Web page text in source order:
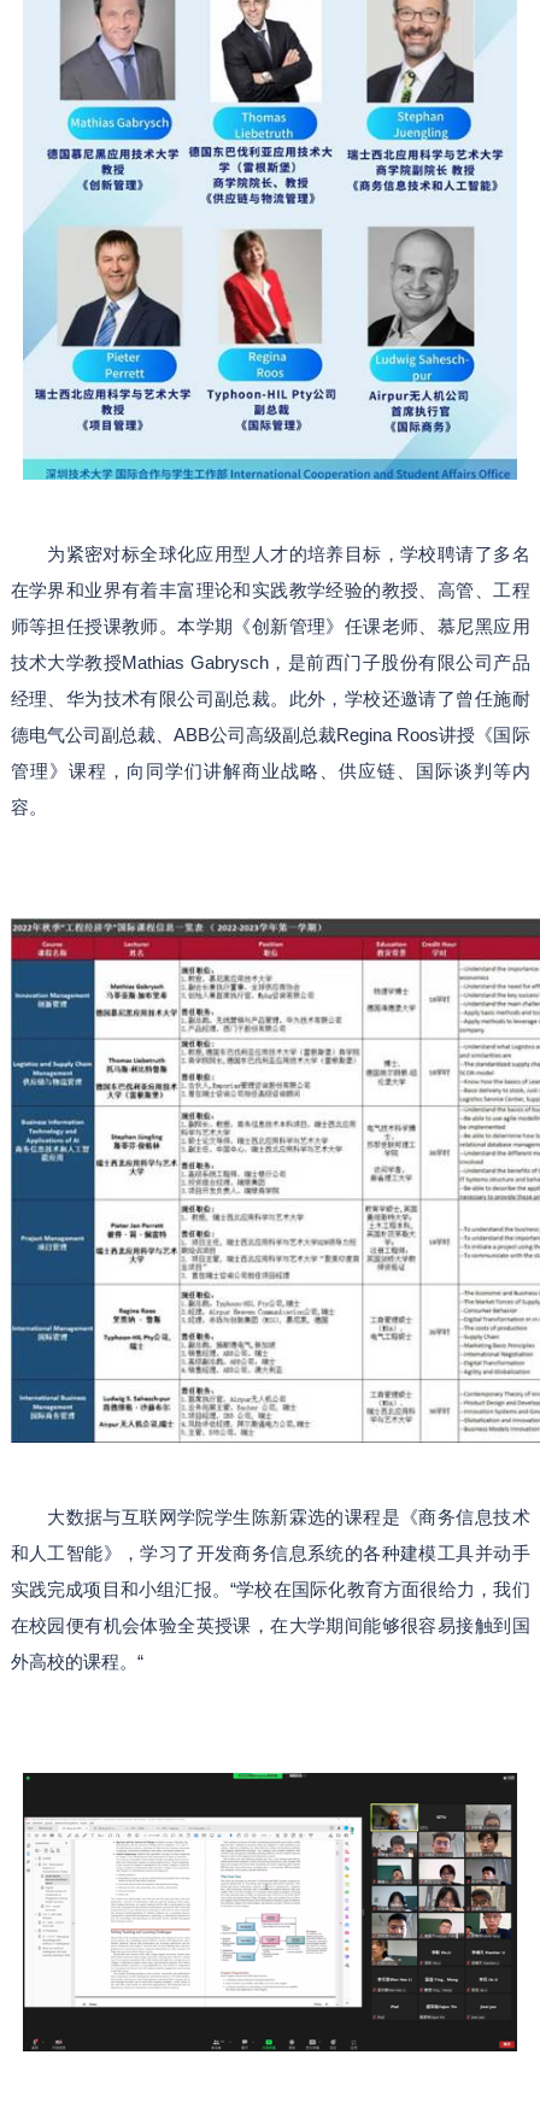
为紧密对标全球化应用型人才的培养目标，学校聘请了多名
在学界和业界有着丰富理论和实践教学经验的教授、高管、工程
师等担任授课教师。本学期《创新管理》任课老师、慕尼黑应用
技术大学教授Mathias Gabrysch，是前西门子股份有限公司产品
经理、华为技术有限公司副总裁。此外，学校还邀请了曾任施耐
德电气公司副总裁、ABB公司高级副总裁Regina Roos讲授《国际
管理》课程，向同学们讲解商业战略、供应链、国际谈判等内
容。
大数据与互联网学院学生陈新霖选的课程是《商务信息技术
和人工智能》，学习了开发商务信息系统的各种建模工具并动手
实践完成项目和小组汇报。“学校在国际化教育方面很给力，我们
在校园便有机会体验全英授课，在大学期间能够很容易接触到国
外高校的课程。“